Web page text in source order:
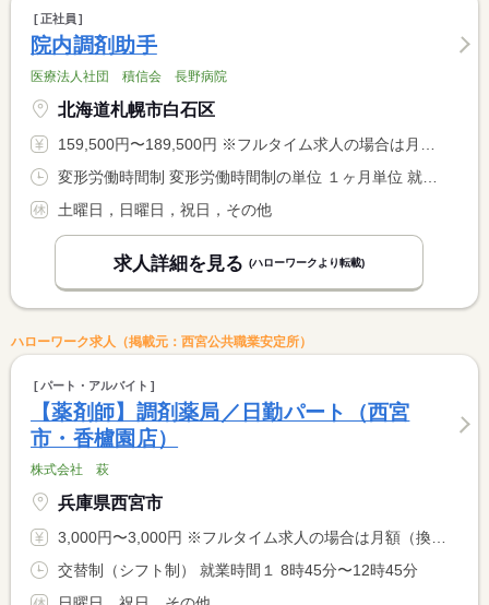
正社員
院内調剤助手
医療法人社団 積信会 長野病院
北海道札幌市白石区
159,500円〜189,500円 ※フルタイム求人の場合は月額（換算額）、パート求人の場合は時間額を表示しています。
土曜日，日曜日，祝日，その他
求人詳細を見る (ハローワークより転載)
ハローワーク求人（掲載元：西宮公共職業安定所）
パート・アルバイト
【薬剤師】調剤薬局／日勤パート（西宮
市・香櫨園店）
株式会社 萩
兵庫県西宮市
3,000円〜3,000円 ※フルタイム求人の場合は月額（換算額）、パート求人の場合は時間額を表示しています。
交替制（シフト制） 就業時間１ 8時45分〜12時45分